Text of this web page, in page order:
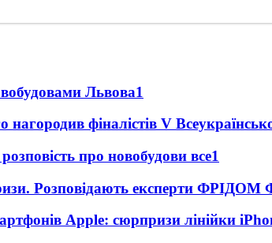
Львова1
нагородив фіналістів V
про новобудови все1
Розповідають експерти
Apple: сюрпризи лінійки